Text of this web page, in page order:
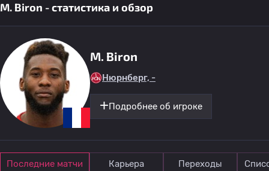
M. Biron - статистика и обзор
M. Biron
Нюрнберг, -
Подробнее об игроке
Последние матчи Карьера Переходы